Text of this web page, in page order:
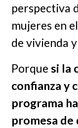
perspectiva
mujeres en
de vivienda
Porque si la
confianza y
programa
promesa